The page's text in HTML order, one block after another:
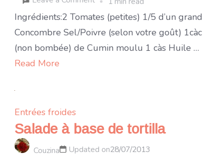
Salade
marocaine
de
Ingrédients:2 Tomates (petites) 1/5 d’un grand
Concombre Sel/Poivre (selon votre goût) 1càc
(non bombée) de Cumin moulu 1 càs Huile …
Read More
Entrées froides
Salade à base de tortilla
Couzina Updated on28/07/2013